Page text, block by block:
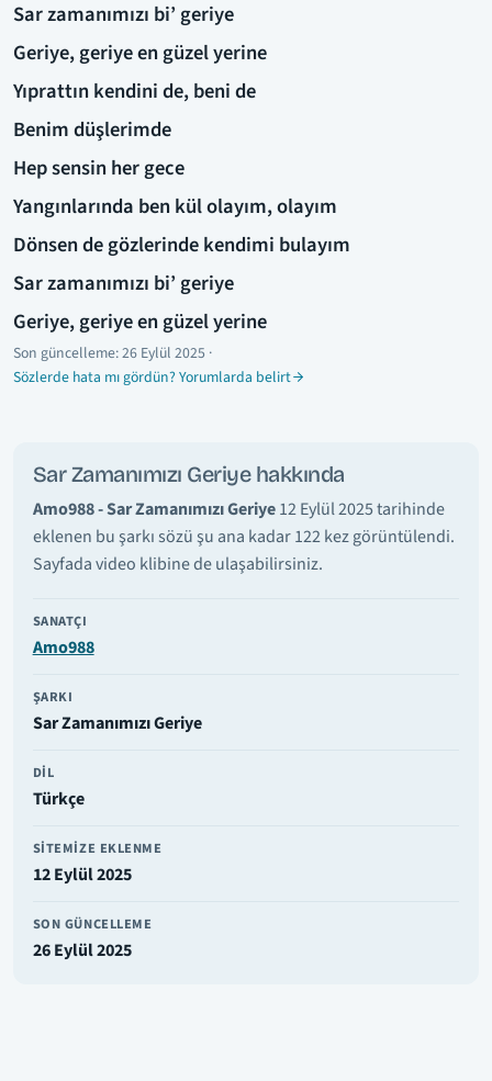
Sar zamanımızı bi’ geriye
Geriye, geriye en güzel yerine
Yıprattın kendini de, beni de
Benim düşlerimde
Hep sensin her gece
Yangınlarında ben kül olayım, olayım
Dönsen de gözlerinde kendimi bulayım
Sar zamanımızı bi’ geriye
Geriye, geriye en güzel yerine
Son güncelleme:26 Eylül 2025 ·
Sözlerde hata mı gördün? Yorumlarda belirt
Sar Zamanımızı Geriye hakkında
Amo988 - Sar Zamanımızı Geriye12 Eylül 2025 tarihinde
eklenen bu şarkı sözü şu ana kadar 122 kez görüntülendi.
Sayfada video klibine de ulaşabilirsiniz.
SANATÇI
Amo988
ŞARKI
Sar Zamanımızı Geriye
DIL
Türkçe
SITEMIZE EKLENME
12 Eylül 2025
SON GÜNCELLEME
26 Eylül 2025